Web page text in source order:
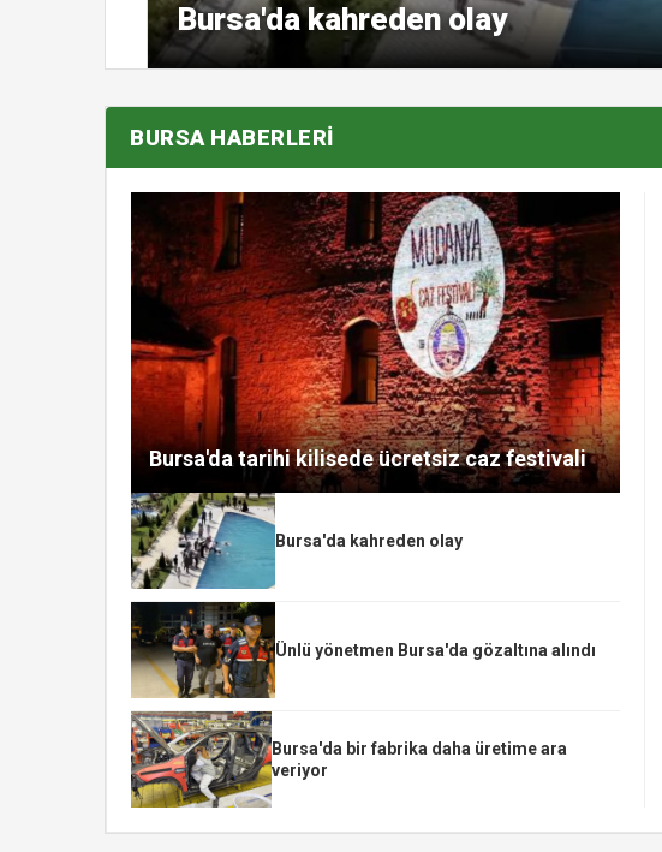
Bursa'da kahreden olay
BURSA HABERLERİ
Bursa'da tarihi kilisede ücretsiz caz festivali
Bursa'da kahreden olay
Ünlü yönetmen Bursa'da gözaltına alındı
Bursa'da bir fabrika daha üretime ara
veriyor